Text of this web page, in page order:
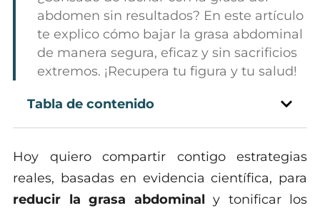
abdomen sin resultados? En este artículo
te explico cómo bajar la grasa abdominal
de manera segura, eficaz y sin sacrificios
extremos. ¡Recupera tu figura y tu salud!
Tabla de contenido
Hoy quiero compartir contigo estrategias
reales, basadas en evidencia científica, para
reducir la grasa abdominal y tonificar los